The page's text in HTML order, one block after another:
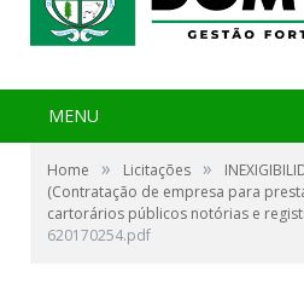
MENU
Home » Licitações »
(Contratação de empresa para
cartorários públicos notórias e
620170254.pdf